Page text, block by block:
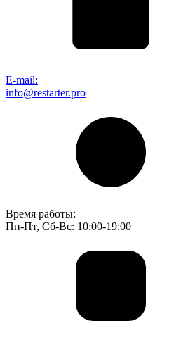
E-mail:
info@restarter.pro
Время работы:
Пн-Пт, Сб-Вс: 10:00-19:00